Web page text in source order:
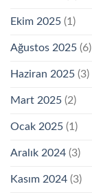
Ekim 2025 (1)
Ağustos 2025 (6)
Haziran 2025 (3)
Mart 2025 (2)
Ocak 2025 (1)
Aralık 2024 (3)
Kasım 2024 (3)